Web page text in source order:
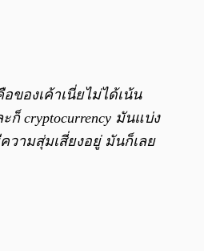
ของเค้าเนี่ยไม่ได้เน้น
ก็ cryptocurrency มันแบ่ง
วามสุ่มเสี่ยงอยู่ มันก็เลย